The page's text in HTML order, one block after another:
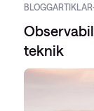
BLOGGARTIKLAR
teknik